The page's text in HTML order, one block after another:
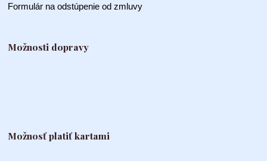
Formulár na odstúpenie od zmluvy
Možnosti dopravy
Možnosť platiť kartami